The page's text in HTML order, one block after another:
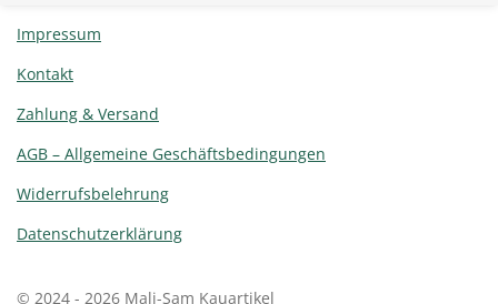
Impressum
Kontakt
Zahlung & Versand
AGB – Allgemeine Geschäftsbedingungen
Widerrufsbelehrung
Datenschutzerklärung
© 2024 - 2026 Mali-Sam Kauartikel